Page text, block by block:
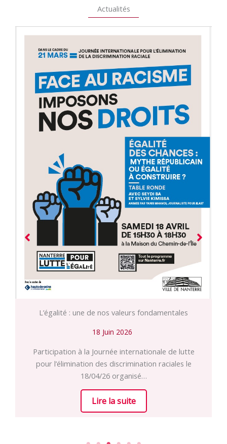
Actualités
L’égalité : une de nos valeurs fondamentales
18 Juin 2026
Participation à la Journée internationale de lutte
pour l’élimination des discrimination raciales le
18/04/26 organisé…
Lire la suite